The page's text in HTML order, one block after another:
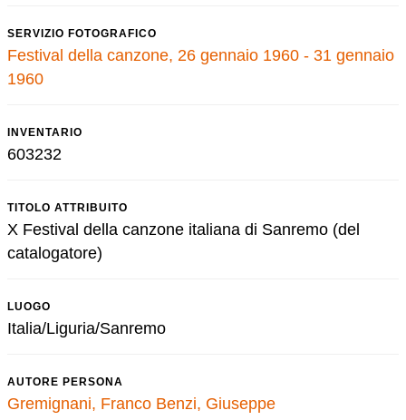
SERVIZIO FOTOGRAFICO
Festival della canzone, 26 gennaio 1960 - 31 gennaio
1960
INVENTARIO
603232
TITOLO ATTRIBUITO
X Festival della canzone italiana di Sanremo (del
catalogatore)
LUOGO
Italia/Liguria/Sanremo
AUTORE PERSONA
Gremignani, Franco Benzi, Giuseppe